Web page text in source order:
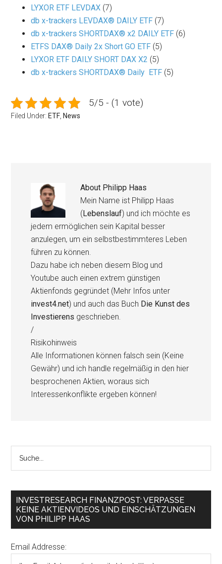
LYXOR ETF LEVDAX (7)
db x-trackers LEVDAX® DAILY ETF (7)
db x-trackers SHORTDAX® x2 DAILY ETF (6)
ETFS DAX® Daily 2x Short GO ETF (5)
LYXOR ETF DAILY SHORT DAX X2 (5)
db x-trackers SHORTDAX® Daily ETF (5)
5/5 - (1 vote)
Filed Under: ETF News
About Philipp Haas
Mein Name ist Philipp Haas
(Lebenslauf) und ich möchte es
jedem ermöglichen sein Kapital besser
anzulegen, um ein selbstbestimmteres Leben
führen zu können.
Dazu habe ich neben diesem Blog und
Youtube auch einen extrem günstigen
Aktienfonds gegründet (Mehr Infos unter
invest4.net) und auch das Buch Die Kunst des
Investierens geschrieben.
/
Risikohinweis
Alle Informationen können falsch sein (Keine
Gewähr) und ich handle regelmäßig in den hier
besprochenen Aktien, woraus sich
Interessenkonflikte ergeben können!
INVESTRESEARCH FINANZPOST: VERPASSE
KEINE AKTIENVIDEOS UND EINSCHÄTZUNGEN
VON PHILIPP HAAS
Email Addresse: